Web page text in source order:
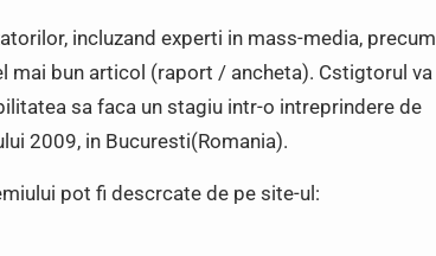
incluzand experti in mass-media, precum
mai bun articol (raport / ancheta). Cstigtorul va
sa faca un stagiu intr-o intreprindere de
2009, in Bucuresti(Romania).
pot fi descrcate de pe site-ul: